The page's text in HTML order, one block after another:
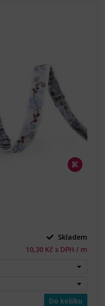
Skladem
10,30 Kč s DPH / m
Do košíku